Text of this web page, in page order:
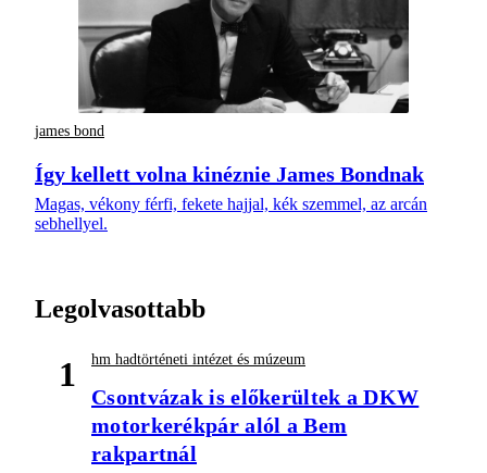
james bond
Így kellett volna kinéznie James Bondnak
Magas, vékony férfi, fekete hajjal, kék szemmel, az arcán
sebhellyel.
Legolvasottabb
1 hm hadtörténeti intézet és múzeum
Csontvázak is előkerültek a DKW
motorkerékpár alól a Bem
rakpartnál